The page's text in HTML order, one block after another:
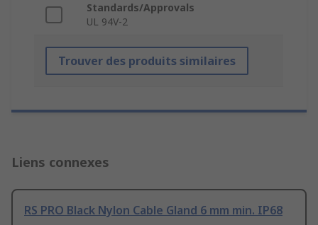
Standards/Approvals
UL 94V-2
Trouver des produits similaires
Liens connexes
RS PRO Black Nylon Cable Gland 6 mm min. IP68